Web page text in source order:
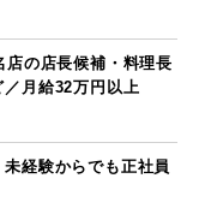
の店長候補・料理長
月給32万円以上
未経験からでも正社員